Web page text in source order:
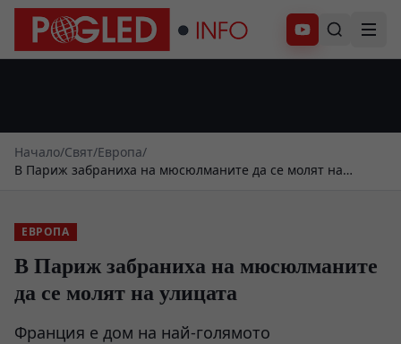
Абонирай се
Начало/Свят/Европа/
В Париж забраниха на мюсюлманите да се молят на
ЕВРОПА
В Париж забраниха на мюсюлманите
да се молят на улицата
Франция е дом на най-голямото